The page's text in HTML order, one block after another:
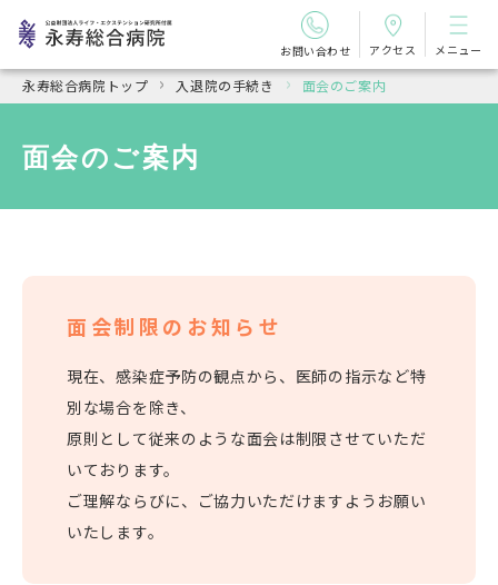
お問い合わせ アクセス メニュー
永寿総合病院トップ 入退院の手続き 面会のご案内
面会のご案内
面会制限のお知らせ
現在、感染症予防の観点から、医師の指示など特
別な場合を除き、
原則として従来のような面会は制限させていただ
いております。
ご理解ならびに、ご協力いただけますようお願い
いたします。